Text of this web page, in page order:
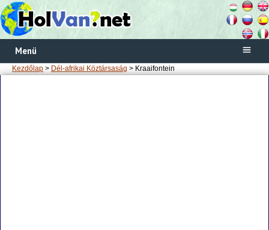
Menü
Kezdőlap > Dél-afrikai Köztársaság > Kraaifontein